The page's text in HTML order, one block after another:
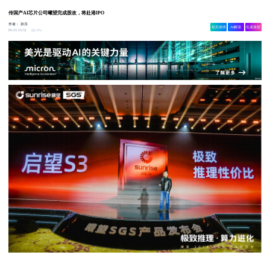
传国产AI芯片公司曦望完成股改，将赴港IPO
作者：孙乐
05-15 15:51
2.8w
相关舆情 AI解读 生成海报